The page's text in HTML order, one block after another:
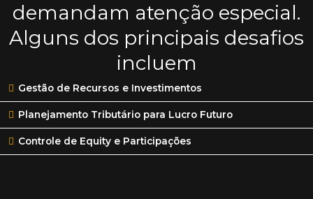
demandam atenção especial.
Alguns dos principais desafios
incluem
Gestão de Recursos e Investimentos
Planejamento Tributário para Lucro Futuro
Controle de Equity e Participações